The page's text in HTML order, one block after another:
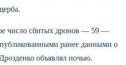
число сбитых дронов — 59 —
ранее данными о
объявлял ночью.